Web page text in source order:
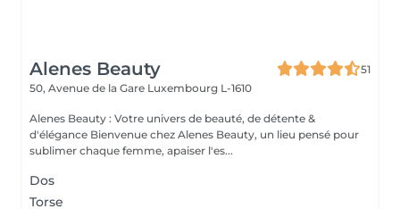
Alenes Beauty
51
50, Avenue de la Gare Luxembourg L-1610
Alenes Beauty : Votre univers de beauté, de détente &
d'élégance Bienvenue chez Alenes Beauty, un lieu pensé pour
sublimer chaque femme, apaiser l'es...
Dos
Torse